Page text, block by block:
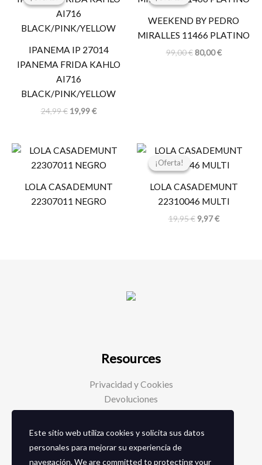
IPANEMA IP 27014
IPANEMA FRIDA KAHLO
AI716
BLACK/PINK/YELLOW
24,99€
original
era:
24,99 €.
19,99€
actual
19,99 €.
WEEKEND BY PEDRO
MIRALLES 11466 PLATINO
99,00€
original
99,00 €.
80,00€
actual
80,00 €.
LOLA CASADEMUNT
22307011 NEGRO
¡Oferta!
¡Oferta!
LOLA CASADEMUNT
22310046 MULTI
19,95€
El
original
19,95 €.
9,97€
El
actual
9,97 €.
Resources
Privacidad y Cookies
Devoluciones
Social Media
Este sitio web utiliza cookies y solicita sus datos
personales para mejorar su experiencia de
navegación. We are committed to protecting your